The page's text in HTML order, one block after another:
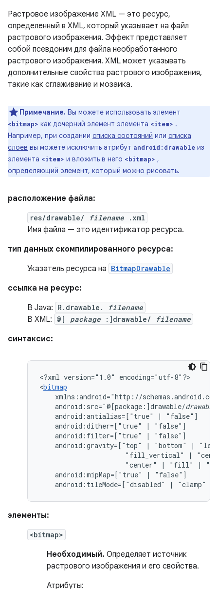
Растровое изображение XML — это ресурс,
определенный в XML, который указывает на файл
растрового изображения. Эффект представляет
собой псевдоним для файла необработанного
растрового изображения. XML может указывать
дополнительные свойства растрового изображения,
такие как сглаживание и мозаика.
Примечание. Вы можете использовать элемент
<bitmap> как дочерний элемент элемента <item> .
Например, при создании списка состояний или списка
слоев вы можете исключить атрибут android:drawable из
элемента <item> и вложить в него <bitmap> ,
определяющий элемент, который можно рисовать.
расположение файла:
res/drawable/ filename .xml
Имя файла — это идентификатор ресурса.
тип данных скомпилированного ресурса:
Указатель ресурса на BitmapDrawable
ссылка на ресурс:
В Java: R.drawable. filename
В XML: @[ package :]drawable/ filename
синтаксис:
<?xml version="1.0"
encoding="utf-8"?>
<bitmap
android:src="@[package:]drawable/
android:antialias=["true"
|
android:dither=["true"
|
android:filter=["true"
|
android:gravity=["top"
| "bottom" |
"fill_vertical"
|
"center"
| "fill" |
android:mipMap=["true"
|
android:tileMode=["disabled"
| "clamp"
элементы:
<bitmap>
Необходимый. Определяет источник
растрового изображения и его свойства.
Атрибуты: